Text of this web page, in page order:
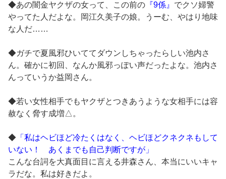
◆あの闇金ヤクザの女って、この前の 『9係』 でクソ婦警
やってた人だよな。岡江久美子の娘。うーむ、やはり地味
な人だ……
◆ガチで夏風邪ひいててダウンしちゃったらしい池内さ
ん。確かに初回、なんか風邪っぽい声だったよな。池内さ
んっていうか益岡さん。
◆若い女性相手でもヤクザとつきあうような女相手には容
赦なく脅す成増△。
◆ 「私はヘビほど冷たくはなく、ヘビほどクネクネもして
いない！ あくまでも自己判断ですが」
こんな台詞を大真面目に言える井森さん、本当にいいキャ
ラだな。私は好きだよ。